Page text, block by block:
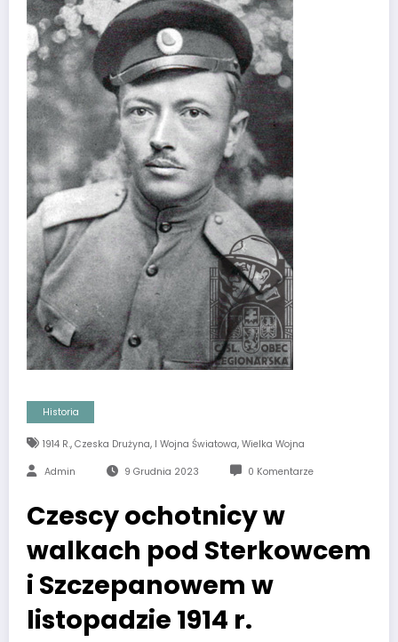
Historia
1914 R., Czeska Drużyna, I Wojna Światowa, Wielka Wojna
Admin 9 Grudnia 2023 0 Komentarze
Czescy ochotnicy w
walkach pod Sterkowcem
i Szczepanowem w
listopadzie 1914 r.